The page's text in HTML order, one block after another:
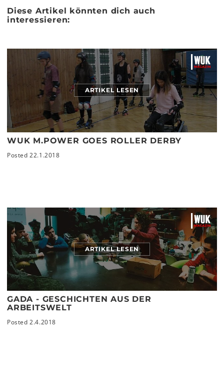
Diese Artikel könnten dich auch
interessieren:
ARTIKEL LESEN
WUK M.POWER GOES ROLLER DERBY
Posted 22.1.2018
ARTIKEL LESEN
GADA - GESCHICHTEN AUS DER
ARBEITSWELT
Posted 2.4.2018